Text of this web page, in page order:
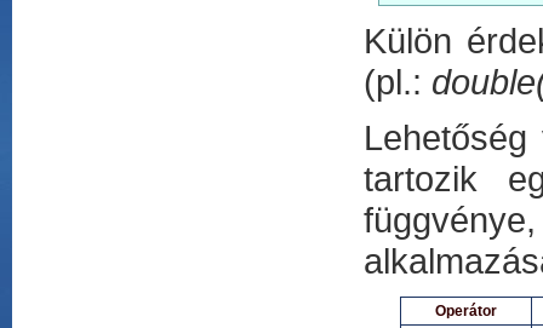
Külön
(pl.:
tartozik
Operátor